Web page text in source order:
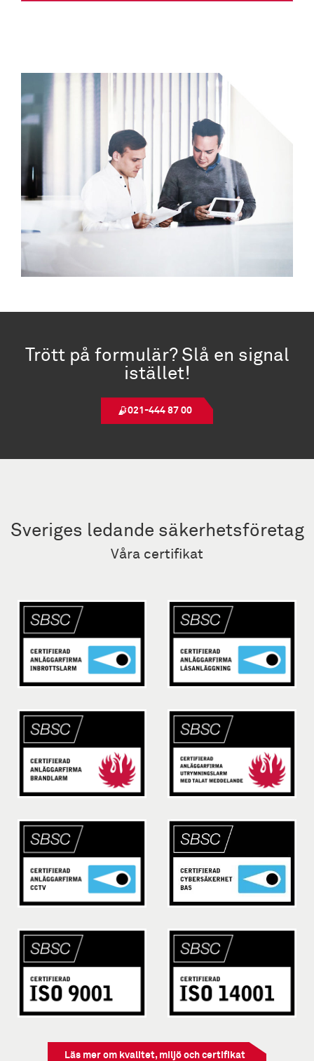
Trött på formulär? Slå en signal
istället!
021-444 87 00
Sveriges ledande säkerhetsföretag
Våra certifikat
Läs mer om kvalitet, miljö och certifikat